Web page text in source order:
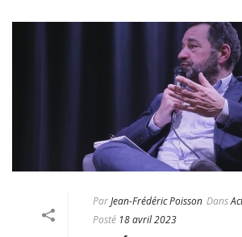
ParJean-Frédéric Poisson Dans
Posté 18 avril 2023